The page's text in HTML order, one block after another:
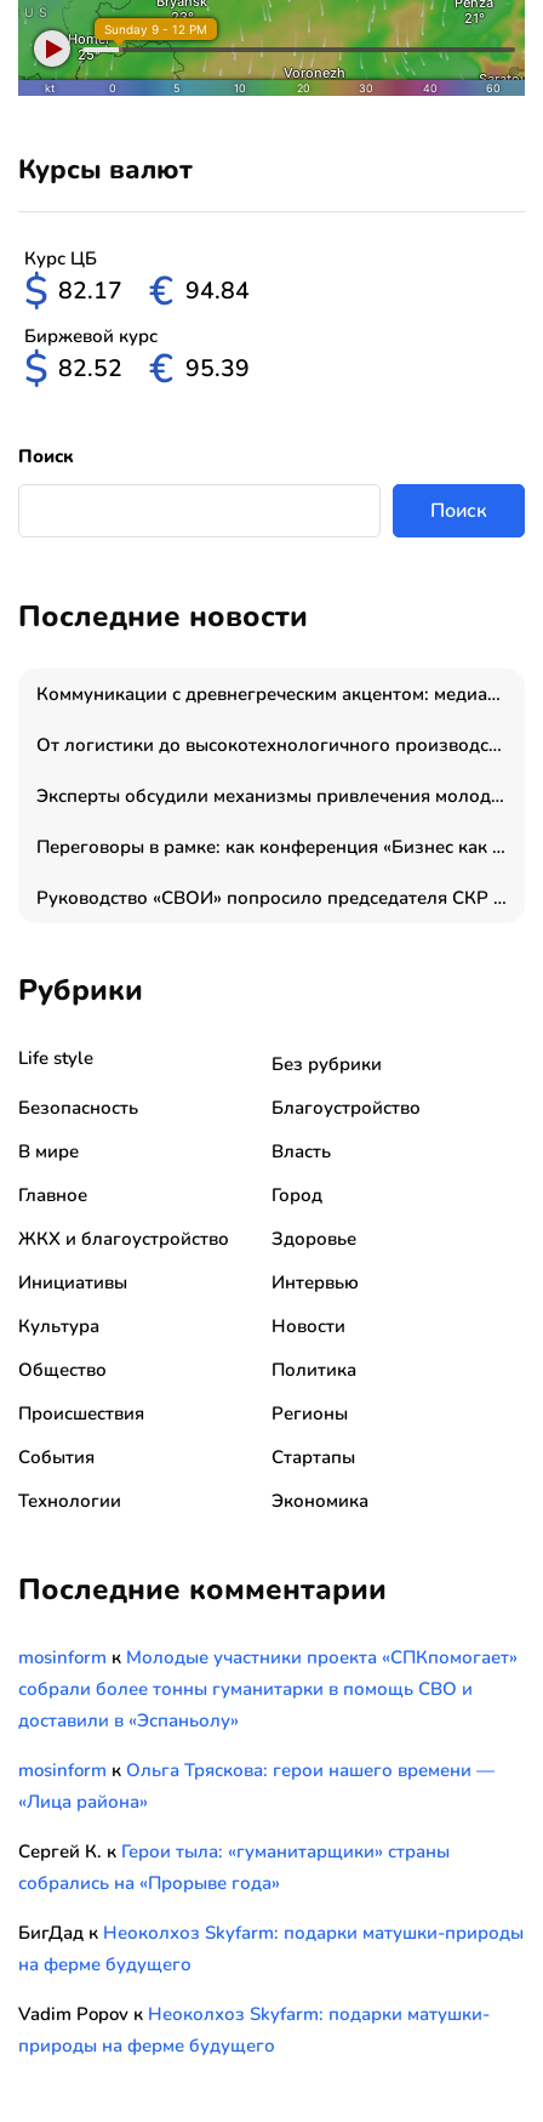
Курсы валют
Курс ЦБ
$ 82.17 € 94.84
Биржевой курс
$ 82.52 € 95.39
Поиск
Поиск
Последние новости
Коммуникации с древнегреческим акцентом: медиаменеджер и журналист Владимир Дергачев запустил коммуникационное агентство «Сократ 2.0»
От логистики до высокотехнологичного производства: как основатель “гагаринга” выстраивает экосистему безопасности и гражданских БПЛА
Эксперты обсудили механизмы привлечения молодых специалистов в промышленные города
Переговоры в рамке: как конференция «Бизнес как искусство» переформатирует деловой этикет в стенах ТПП РФ
Руководство «СВОИ» попросило председателя СКР дать правовую оценку обысков в тыловом штабе
Рубрики
Life style
Без рубрики
Безопасность
Благоустройство
В мире
Власть
Главное
Город
ЖКХ и благоустройство
Здоровье
Инициативы
Интервью
Культура
Новости
Общество
Политика
Происшествия
Регионы
События
Стартапы
Технологии
Экономика
Последние комментарии
mosinform к Молодые участники проекта «СПКпомогает»
собрали более тонны гуманитарки в помощь СВО и
доставили в «Эспаньолу»
mosinform к Ольга Тряскова: герои нашего времени —
«Лица района»
Сергей К. к Герои тыла: «гуманитарщики» страны
собрались на «Прорыве года»
БигДад к Неоколхоз Skyfarm: подарки матушки-природы
на ферме будущего
Vadim Popov к Неоколхоз Skyfarm: подарки матушки-
природы на ферме будущего